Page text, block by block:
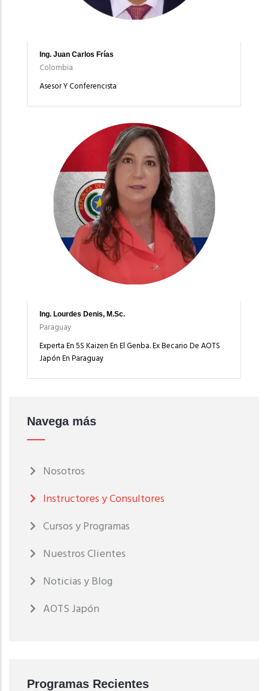
Ing. Juan Carlos Frías
Colombia
Asesor Y Conferencista
Ing. Lourdes Denis, M.Sc.
Paraguay
Experta En 5S Kaizen En El Genba. Ex Becario De AOTS
Japón En Paraguay
Navega más
Nosotros
Instructores y Consultores
Cursos y Programas
Nuestros Clientes
Noticias y Blog
AOTS Japón
Programas Recientes